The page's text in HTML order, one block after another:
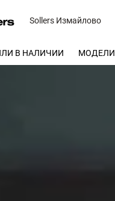
Sollers Измайлово
В НАЛИЧИИ МОДЕЛИ